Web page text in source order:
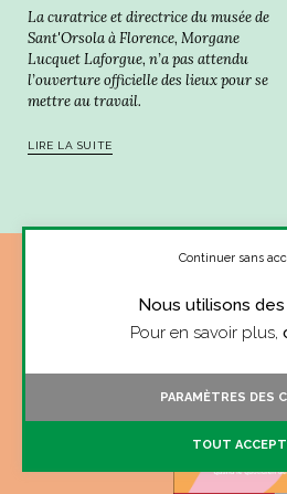
La curatrice et directrice du musée de
Sant'Orsola à Florence, Morgane
Lucquet Laforgue, n’a pas attendu
l’ouverture officielle des lieux pour se
mettre au travail.
LIRE LA SUITE
Nous utilisons
Pour en savoir plus,
Continuer sans
PARAMÈTRES DES
TOUT